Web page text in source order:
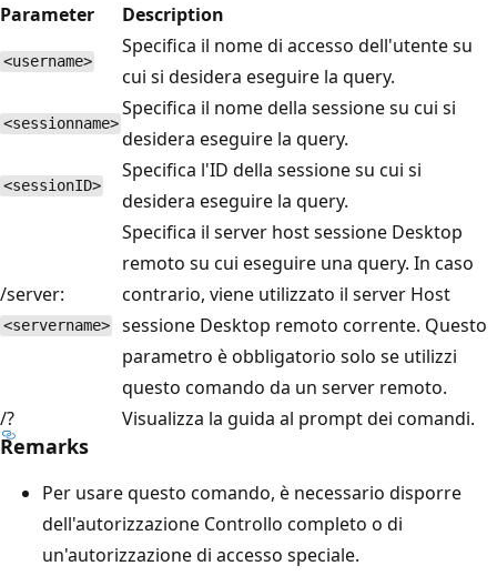
Parameter Description
<username>
Specifica il nome di accesso dell'utente su
cui si desidera eseguire la query.
<sessionname>
Specifica il nome della sessione su cui si
desidera eseguire la query.
<sessionID>
Specifica l'ID della sessione su cui si
desidera eseguire la query.
/server:
<servername>
Specifica il server host sessione Desktop
remoto su cui eseguire una query. In caso
contrario, viene utilizzato il server Host
sessione Desktop remoto corrente. Questo
parametro è obbligatorio solo se utilizzi
questo comando da un server remoto.
/?
Visualizza la guida al prompt dei comandi.
Remarks
Per usare questo comando, è necessario disporre
dell'autorizzazione Controllo completo o di
un'autorizzazione di accesso speciale.